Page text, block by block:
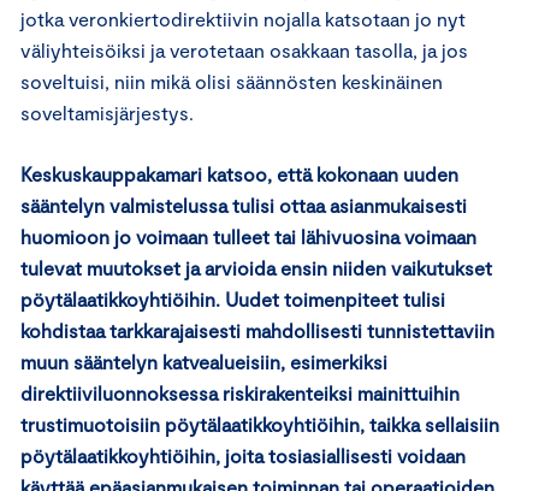
jotka veronkiertodirektiivin nojalla katsotaan jo nyt
väliyhteisöiksi ja verotetaan osakkaan tasolla, ja jos
soveltuisi, niin mikä olisi säännösten keskinäinen
soveltamisjärjestys.
Keskuskauppakamari katsoo, että kokonaan uuden
sääntelyn valmistelussa tulisi ottaa asianmukaisesti
huomioon jo voimaan tulleet tai lähivuosina voimaan
tulevat muutokset ja arvioida ensin niiden vaikutukset
pöytälaatikkoyhtiöihin. Uudet toimenpiteet tulisi
kohdistaa tarkkarajaisesti mahdollisesti tunnistettaviin
muun sääntelyn katvealueisiin, esimerkiksi
direktiiviluonnoksessa riskirakenteiksi mainittuihin
trustimuotoisiin pöytälaatikkoyhtiöihin, taikka sellaisiin
pöytälaatikkoyhtiöihin, joita tosiasiallisesti voidaan